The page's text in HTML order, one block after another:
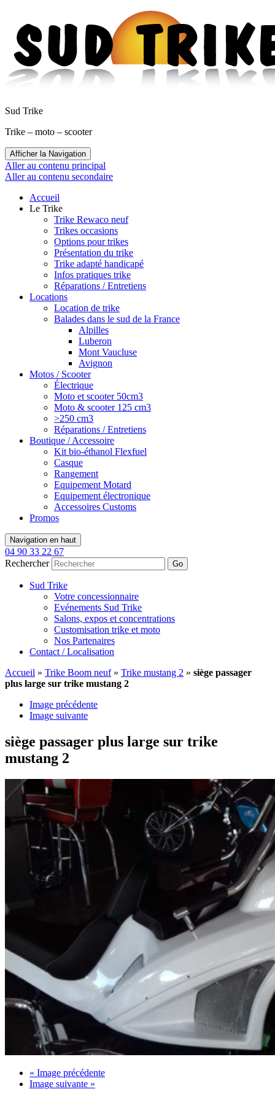
Sud Trike
Trike – moto – scooter
Afficher la Navigation
Aller au contenu principal
Aller au contenu secondaire
Accueil
Le Trike
Trike Rewaco neuf
Trikes occasions
Options pour trikes
Présentation du trike
Trike adapté handicapé
Infos pratiques trike
Réparations / Entretiens
Locations
Location de trike
Balades dans le sud de la France
Alpilles
Luberon
Mont Vaucluse
Avignon
Motos / Scooter
Électrique
Moto et scooter 50cm3
Moto & scooter 125 cm3
>250 cm3
Réparations / Entretiens
Boutique / Accessoire
Kit bio-éthanol Flexfuel
Casque
Rangement
Equipement Motard
Equipement électronique
Accessoires Customs
Promos
Navigation en haut
04 90 33 22 67
Rechercher
Go
Sud Trike
Votre concessionnaire
Evénements Sud Trike
Salons, expos et concentrations
Customisation trike et moto
Nos Partenaires
Contact / Localisation
Accueil » Trike Boom neuf» Trike mustang 2 » siège passager
plus large sur trike mustang 2
Image précédente
Image suivante
siège passager plus large sur trike
mustang 2
« Image précédente
Image suivante »